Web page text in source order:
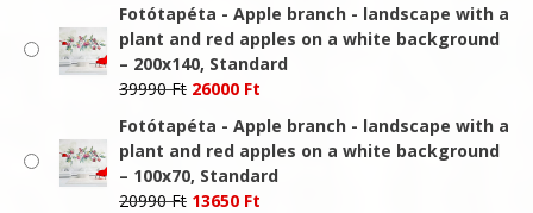
was:
48490 Ft.
is:
31520 Ft.
Fotótapéta - Apple branch - landscape with a
plant and red apples on a white background
– 200x140, Standard
39990Ft Original
was:
39990 Ft.
26000 Ft
is:
26000 Ft.
Fotótapéta - Apple branch - landscape with a
plant and red apples on a white background
– 100x70, Standard
20990Ft Original
13650 Ft